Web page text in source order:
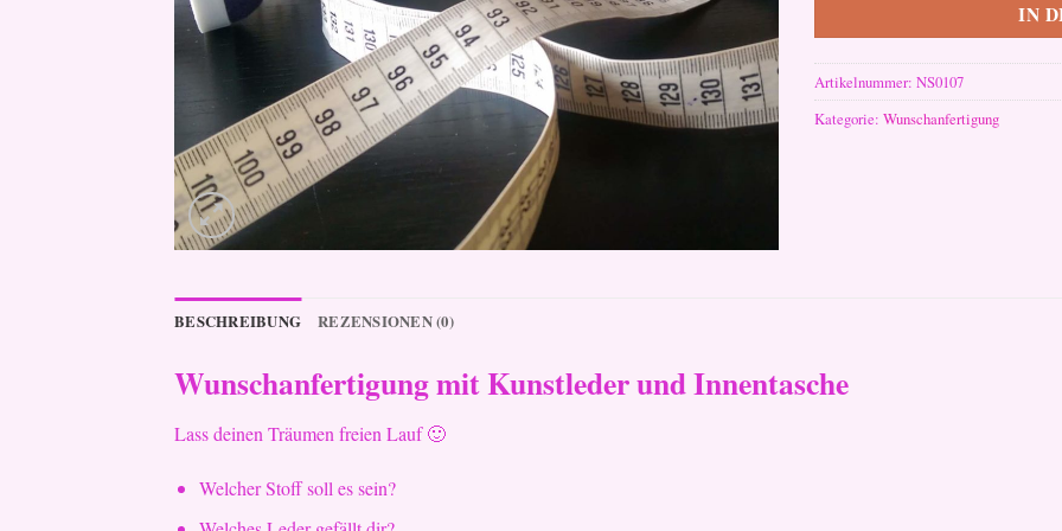
IN
Artikelnummer: NS0107
Kategorie: Wunschanfertigung
BESCHREIBUNG REZENSIONEN (0)
Wunschanfertigung mit Kunstleder und Innentasche
Lass deinen Träumen freien Lauf 🙂
Welcher Stoff soll es sein?